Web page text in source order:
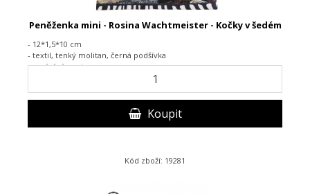
Peněženka mini - Rosina Wachtmeister - Kočky v šedém
- 12*1,5*10 cm
- textil, tenký molitan, černá podšívka
- zapínání na zip
Koupit
Kód zboží: 19281